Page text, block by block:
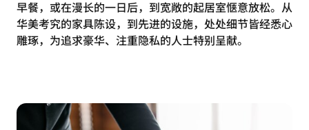
早餐，或在漫长的一日后，到宽敞的起居室惬意放松。从
华美考究的家具陈设，到先进的设施，处处细节皆经悉心
雕琢，为追求豪华、注重隐私的人士特别呈献。